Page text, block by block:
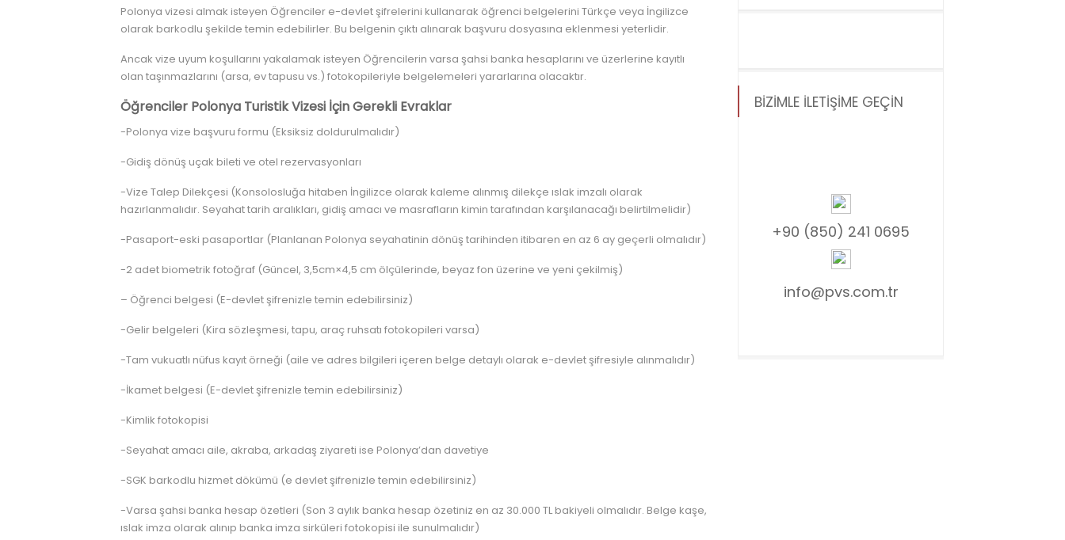
Polonya vizesi almak isteyen Öğrenciler e-devlet şifrelerini kullanarak öğrenci belgelerini Türkçe veya İngilizce
olarak barkodlu şekilde temin edebilirler. Bu belgenin çıktı alınarak başvuru dosyasına eklenmesi yeterlidir.
Ancak vize uyum koşullarını yakalamak isteyen Öğrencilerin varsa şahsi banka hesaplarını ve üzerlerine kayıtlı
olan taşınmazlarını (arsa, ev tapusu vs.) fotokopileriyle belgelemeleri yararlarına olacaktır.
Öğrenciler Polonya Turistik Vizesi İçin Gerekli Evraklar
-Polonya vize başvuru formu (Eksiksiz doldurulmalıdır)
-Gidiş dönüş uçak bileti ve otel rezervasyonları
-Vize Talep Dilekçesi (Konsolosluğa hitaben İngilizce olarak kaleme alınmış dilekçe ıslak imzalı olarak
hazırlanmalıdır. Seyahat tarih aralıkları, gidiş amacı ve masrafların kimin tarafından karşılanacağı belirtilmelidir)
-Pasaport-eski pasaportlar (Planlanan Polonya seyahatinin dönüş tarihinden itibaren en az 6 ay geçerli olmalıdır)
-2 adet biometrik fotoğraf (Güncel, 3,5cm×4,5 cm ölçülerinde, beyaz fon üzerine ve yeni çekilmiş)
– Öğrenci belgesi (E-devlet şifrenizle temin edebilirsiniz)
-Gelir belgeleri (Kira sözleşmesi, tapu, araç ruhsatı fotokopileri varsa)
-Tam vukuatlı nüfus kayıt örneği (aile ve adres bilgileri içeren belge detaylı olarak e-devlet şifresiyle alınmalıdır)
-İkamet belgesi (E-devlet şifrenizle temin edebilirsiniz)
-Kimlik fotokopisi
-Seyahat amacı aile, akraba, arkadaş ziyareti ise Polonya’dan davetiye
-SGK barkodlu hizmet dökümü (e devlet şifrenizle temin edebilirsiniz)
-Varsa şahsi banka hesap özetleri (Son 3 aylık banka hesap özetiniz en az 30.000 TL bakiyeli olmalıdır. Belge kaşe,
ıslak imza olarak alınıp banka imza sirküleri fotokopisi ile sunulmalıdır)
BİZİMLE İLETİŞİME GEÇİN
+90 (850) 241 0695
info@pvs.com.tr